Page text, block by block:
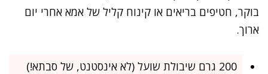
בוקר, חטיפים בריאים או קינוח קליל של אמא אחרי יום
ארוך.
200 גרם שיבולת שועל (לא אינסטנט, של סבתא!)